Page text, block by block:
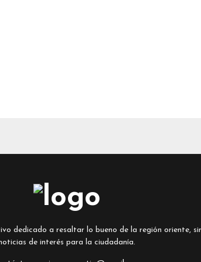
dedicado a resaltar lo bueno de la región oriente,
de interés para la ciudadanía.